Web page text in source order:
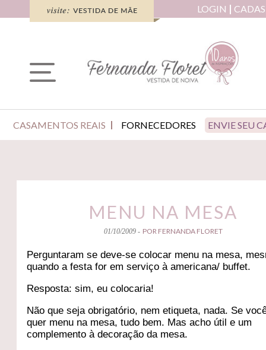
LOGIN
CASAMENTOS REAIS FORNECEDORES ENVIE SEU
MENU NA MESA
01/10/2009 - POR FERNANDA FLORET
Perguntaram se deve-se colocar menu na mesa,
quando a festa for em serviço à americana/ buffet.
Resposta: sim, eu colocaria!
Não que seja obrigatório, nem etiqueta, nada. Se
quer menu na mesa, tudo bem. Mas acho útil e um
complemento à decoração da mesa.